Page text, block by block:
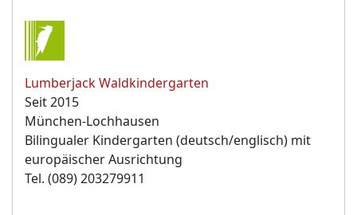
Lumberjack Waldkindergarten
Seit 2015
München-Lochhausen
Bilingualer Kindergarten (deutsch/englisch) mit
europäischer Ausrichtung
Tel. (089) 203279911